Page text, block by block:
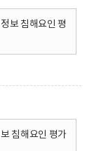
보 침해요인 평
침해요인 평가